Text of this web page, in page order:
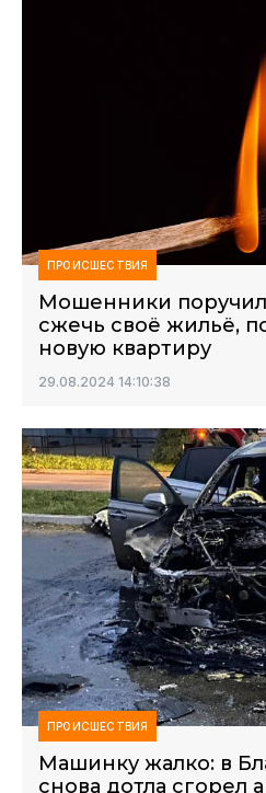
ПРОИСШЕСТВИЯ
Мошенники
сжечь своё жильё,
новую квартиру
29.08.2024 14:10:38
ПРОИСШЕСТВИЯ
Машинку жалко: в
снова дотла сгорел